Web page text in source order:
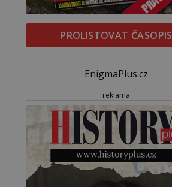
PROLISTOVAT ČASOPIS
EnigmaPlus.cz
reklama